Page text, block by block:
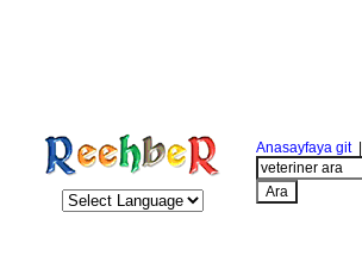
Anasayfaya git|